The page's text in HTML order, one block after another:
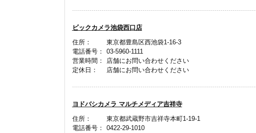
ビックカメラ池袋西口店
住所：
東京都豊島区西池袋1-16-3
電話番号：
03-5960-1111
営業時間：
店舗にお問い合わせください
定休日：
店舗にお問い合わせください
ヨドバシカメラ マルチメディア吉祥寺
住所：
東京都武蔵野市吉祥寺本町1-19-1
電話番号：
0422-29-1010